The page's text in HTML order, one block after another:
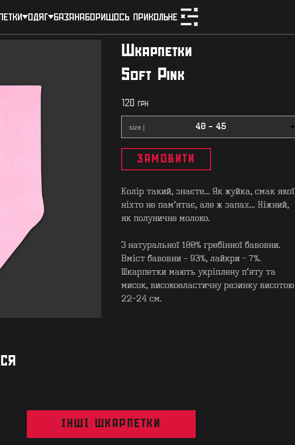
одяг базанаборищось прикольне
Шкарпетки
Soft Pink
120 грн
ЗАМОВИТИ
Колір такий, знаєте... Як жуйка, смак якої
ніхто не пам'ятає, але ж запах... Ніжний,
як полуничне молоко.
З натуральної 100% гребінної бавовни.
Вміст бавовни – 93%, лайкри - 7%.
Шкарпетки мають укріплену п’яту та
мисок, високоеластичну резинку висотою
22-24 см.
ІНШІ ШКАРПЕТКИ